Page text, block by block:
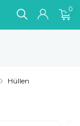
0
Hüllen